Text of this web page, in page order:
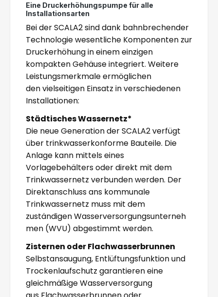
Eine Druckerhöhungspumpe für alle
Installationsarten
Bei der SCALA2 sind dank bahnbrechender
Technologie wesentliche Komponenten zur
Druckerhöhung in einem einzigen
kompakten Gehäuse integriert. Weitere
Leistungsmerkmale ermöglichen
den vielseitigen Einsatz in verschiedenen
Installationen:
Städtisches Wassernetz*
Die neue Generation der SCALA2 verfügt
über trinkwasserkonforme Bauteile. Die
Anlage kann mittels eines
Vorlagebehälters oder direkt mit dem
Trinkwassernetz verbunden werden. Der
Direktanschluss ans kommunale
Trinkwassernetz muss mit dem
zuständigen Wasserversorgungsunterneh
men (WVU) abgestimmt werden.
Zisternen oder Flachwasserbrunnen
Selbstansaugung, Entlüftungsfunktion und
Trockenlaufschutz garantieren eine
gleichmäßige Wasserversorgung